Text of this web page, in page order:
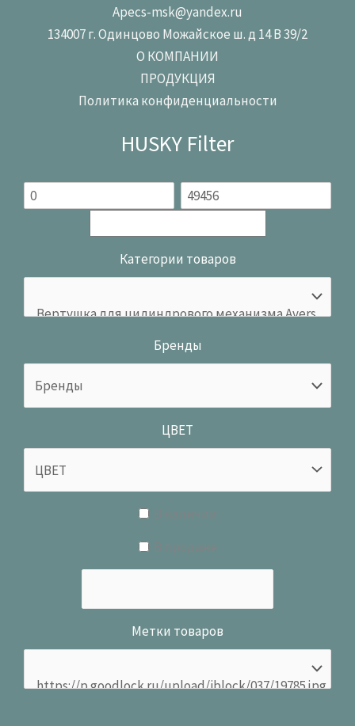
Apecs-msk@yandex.ru
134007 г. Одинцово Можайское ш. д 14 В 39/2
О КОМПАНИИ
ПРОДУКЦИЯ
Политика конфиденциальности
HUSKY Filter
Категории товаров
Бренды
ЦВЕТ
Метки товаров